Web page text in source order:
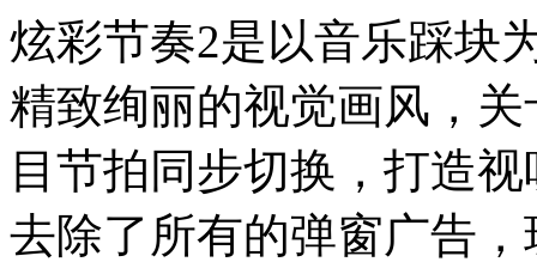
炫彩节奏2是以音乐踩块
精致绚丽的视觉画风，
目节拍同步切换，打造
去除了所有的弹窗广告